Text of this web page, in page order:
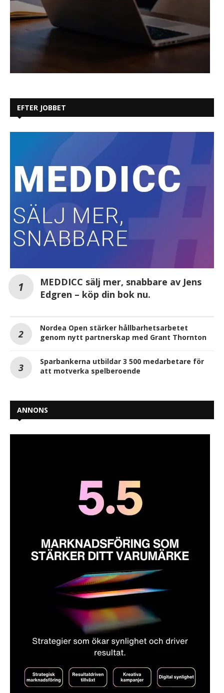
EFTER JOBBET
MEDDICC sälj mer, snabbare av Jens
Edgren – köp din bok nu.
Nordea Open stärker hållbarhetsarbetet
genom nytt partnerskap med Grant Thornton
Sparbankerna utbildar 3 500 medarbetare för
att motverka spelberoende
ANNONS